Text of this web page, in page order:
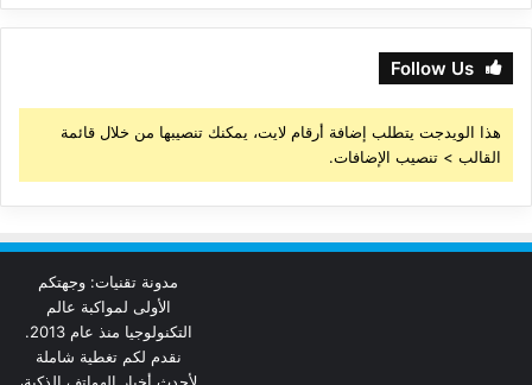
Follow Us
هذا الويدجت يتطلب إضافة أرقام لايت، يمكنك تنصيبها من خلال قائمة
القالب > تنصيب الإضافات.
مدونة تقنيات: وجهتكم
الأولى لمواكبة عالم
التكنولوجيا منذ عام 2013.
نقدم لكم تغطية شاملة